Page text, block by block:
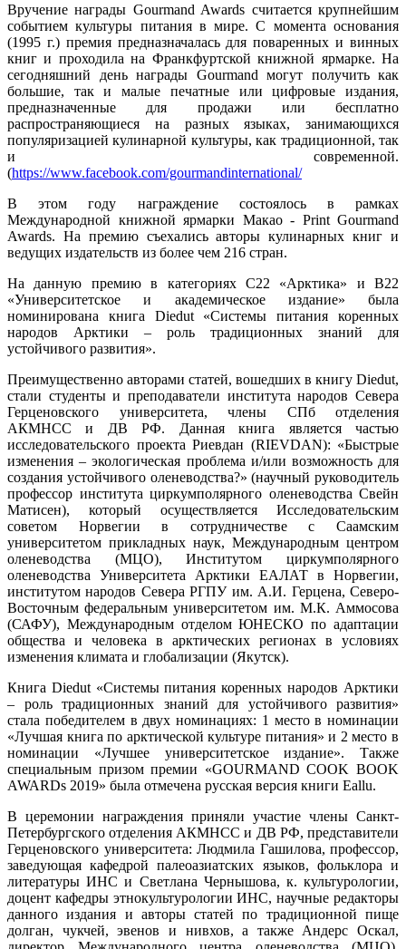
Вручение награды Gourmand Awards считается крупнейшим
событием культуры питания в мире. С момента основания
(1995 г.) премия предназначалась для поваренных и винных
книг и проходила на Франкфуртской книжной ярмарке. На
сегодняшний день награды Gourmand могут получить как
большие, так и малые печатные или цифровые издания,
предназначенные для продажи или бесплатно
распространяющиеся на разных языках, занимающихся
популяризацией кулинарной культуры, как традиционной, так
и современной.
(https://www.facebook.com/gourmandinternational/
В этом году награждение состоялось в рамках
Международной книжной ярмарки Макао - Print Gourmand
Awards. На премию съехались авторы кулинарных книг и
ведущих издательств из более чем 216 стран.
На данную премию в категориях С22 «Арктика» и В22
«Университетское и академическое издание» была
номинирована книга Diedut «Системы питания коренных
народов Арктики – роль традиционных знаний для
устойчивого развития».
Преимущественно авторами статей, вошедших в книгу Diedut,
стали студенты и преподаватели института народов Севера
Герценовского университета, члены СПб отделения
АКМНСС и ДВ РФ. Данная книга является частью
исследовательского проекта Риевдан (RIEVDAN): «Быстрые
изменения – экологическая проблема и/или возможность для
создания устойчивого оленеводства?» (научный руководитель
профессор института циркумполярного оленеводства Свейн
Матисен), который осуществляется Исследовательским
советом Норвегии в сотрудничестве с Саамским
университетом прикладных наук, Международным центром
оленеводства (МЦО), Институтом циркумполярного
оленеводства Университета Арктики ЕАЛАТ в Норвегии,
институтом народов Севера РГПУ им. А.И. Герцена, Северо-
Восточным федеральным университетом им. М.К. Аммосова
(САФУ), Международным отделом ЮНЕСКО по адаптации
общества и человека в арктических регионах в условиях
изменения климата и глобализации (Якутск).
Книга Diedut «Системы питания коренных народов Арктики
– роль традиционных знаний для устойчивого развития»
стала победителем в двух номинациях: 1 место в номинации
«Лучшая книга по арктической культуре питания» и 2 место в
номинации «Лучшее университетское издание». Также
специальным призом премии «GOURMAND COOK BOOK
AWARDs 2019» была отмечена русская версия книги Eallu.
В церемонии награждения приняли участие члены Санкт-
Петербургского отделения АКМНСС и ДВ РФ, представители
Герценовского университета: Людмила Гашилова, профессор,
заведующая кафедрой палеоазиатских языков, фольклора и
литературы ИНС и Светлана Чернышова, к. культурологии,
доцент кафедры этнокультурологии ИНС, научные редакторы
данного издания и авторы статей по традиционной пище
долган, чукчей, эвенов и нивхов, а также Андерс Оскал,